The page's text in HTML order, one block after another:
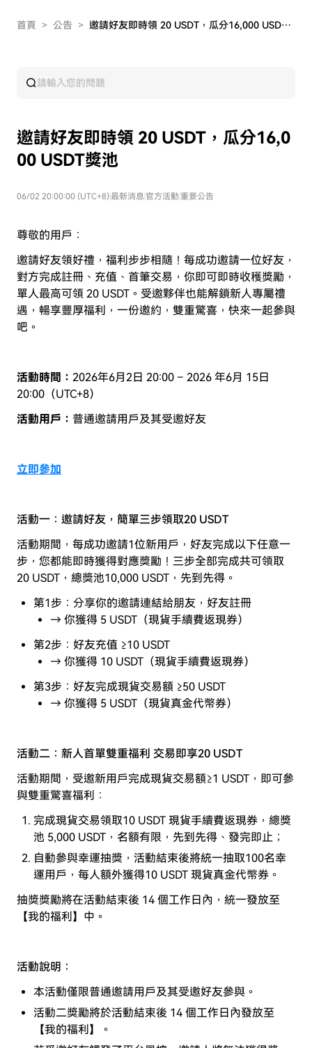
首頁 > 公告 > 邀請好友即時領 20 USDT，瓜分16,000 USDT獎池
邀請好友即時領 20 USDT，瓜分16,0
00 USDT獎池
06/02 20:00:00 (UTC+8)最新消息 官方活動 重要公告
尊敬的用戶：
邀請好友領好禮，福利步步相隨！每成功邀請一位好友，
對方完成註冊、充值、首筆交易，你即可即時收穫獎勵，
單人最高可領 20 USDT。受邀夥伴也能解鎖新人專屬禮
遇，暢享豐厚福利，一份邀約，雙重驚喜，快來一起參與
吧。
活動時間： 2026年6月2日 20:00 – 2026 年6月 15日
20:00（UTC+8）
活動用戶： 普通邀請用戶及其受邀好友
立即參加
活動一： 邀請好友，簡單三步領取20 USDT
活動期間，每成功邀請1位新用戶，好友完成以下任意一
步，您都能即時獲得對應獎勵！三步全部完成共可領取
20 USDT，總獎池10,000 USDT，先到先得。
第1步：分享你的邀請連結給朋友，好友註冊
→ 你獲得 5 USDT（現貨手續費返現券）
第2步：好友充值 ≥10 USDT
→ 你獲得 10 USDT（現貨手續費返現券）
第3步：好友完成現貨交易額 ≥50 USDT
→ 你獲得 5 USDT（現貨真金代幣券）
活動二： 新人首單雙重福利 交易即享20 USDT
活動期間，受邀新用戶完成現貨交易額≥1 USDT，即可參
與雙重驚喜福利：
完成現貨交易領取10 USDT 現貨手續費返現券，總獎
池 5,000 USDT，名額有限，先到先得、發完即止；
自動參與幸運抽獎，活動結束後將統一抽取100名幸
運用戶，每人額外獲得10 USDT 現貨真金代幣券。
抽獎獎勵將在活動結束後 14 個工作日內，統一發放至
【我的福利】中。
活動說明：
本活動僅限普通邀請用戶及其受邀好友參與。
活動二獎勵將於活動結束後 14 個工作日內發放至
【我的福利】。